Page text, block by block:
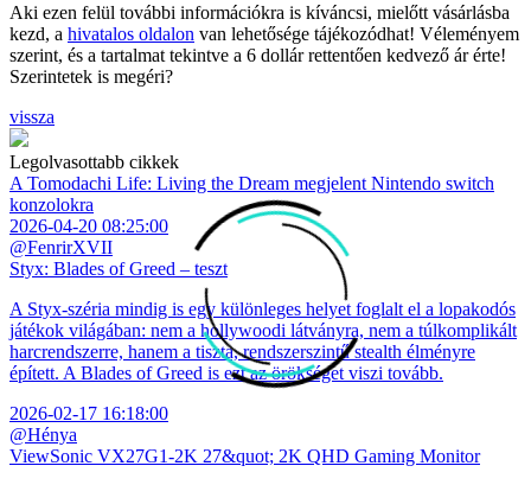
Aki ezen felül további információkra is kíváncsi, mielőtt vásárlásba
kezd, a hivatalos oldalon van lehetősége tájékozódhat! Véleményem
szerint, és a tartalmat tekintve a 6 dollár rettentően kedvező ár érte!
Szerintetek is megéri?
vissza
Legolvasottabb cikkek
A Tomodachi Life: Living the Dream megjelent Nintendo switch
konzolokra
2026-04-20 08:25:00
@FenrirXVII
Styx: Blades of Greed – teszt
A Styx-széria mindig is egy különleges helyet foglalt el a lopakodós
játékok világában: nem a hollywoodi látványra, nem a túlkomplikált
harcrendszerre, hanem a tiszta, rendszerszintű stealth élményre
épített. A Blades of Greed is ezt az örökséget viszi tovább.
2026-02-17 16:18:00
@Hénya
ViewSonic VX27G1-2K 27&quot; 2K QHD Gaming Monitor